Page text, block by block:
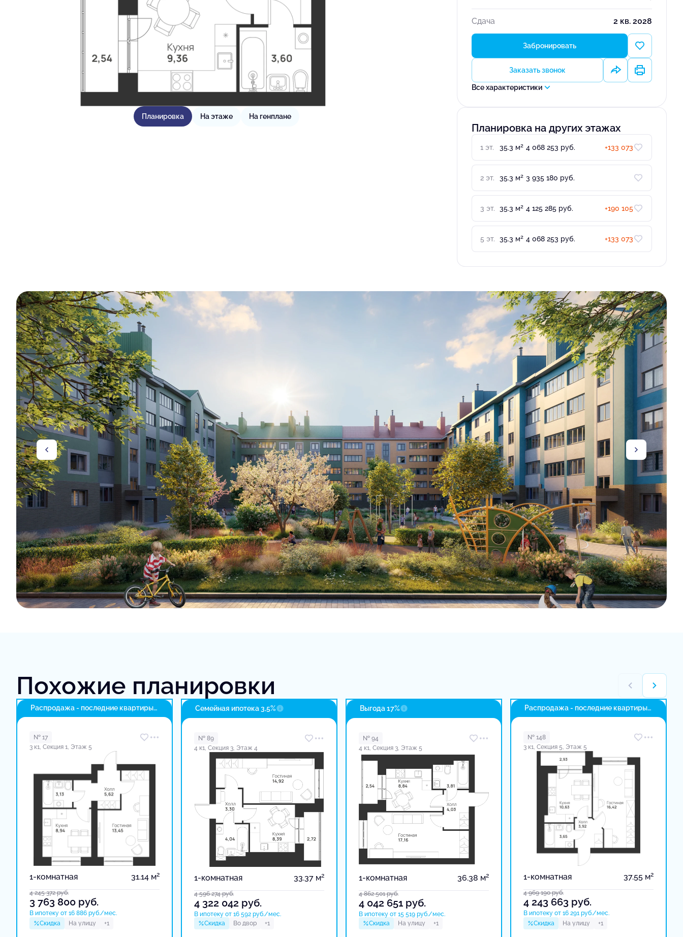
Планировка На этаже На генплане
Сдача 2 кв. 2028
Забронировать
Заказать звонок
Все характеристики
Планировка на других этажах
1 эт. 35.3 м2 4 068 253 руб. +133 073
2 эт. 35.3 м2 3 935 180 руб.
3 эт. 35.3 м2 4 125 285 руб. +190 105
5 эт. 35.3 м2 4 068 253 руб. +133 073
Похожие планировки
Распродажа - последние квартиры
№ 17
3 к1, Секция 1, Этаж 5
1-комнатная 31.14 м2
4 245 372руб.
3 763 800 руб.
В ипотеку от 16 886 руб./мес.
Скидка
На улицу +1
Семейная ипотека 3,5%
№ 89
4 к1, Секция 3, Этаж 4
1-комнатная 33.37 м2
4 596 274руб.
4 322 042 руб.
В ипотеку от 16 592 руб./мес.
Скидка
Во двор +1
Выгода 17%
№ 94
4 к1, Секция 3, Этаж 5
1-комнатная 36.38 м2
4 862 501руб.
4 042 651 руб.
В ипотеку от 15 519 руб./мес.
Скидка
На улицу +1
Распродажа - последние квартиры
№ 148
3 к1, Секция 5, Этаж 5
1-комнатная 37.55 м2
4 969 190руб.
4 243 663 руб.
В ипотеку от 16 291 руб./мес.
Скидка
На улицу +1